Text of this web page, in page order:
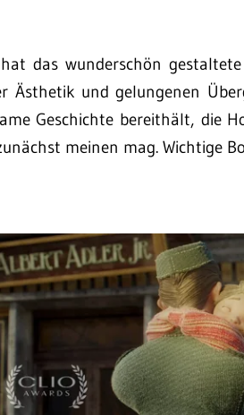
das wunderschön
Ästhetik und gelungenen
Geschichte bereithält, die
meinen mag. Wichtige